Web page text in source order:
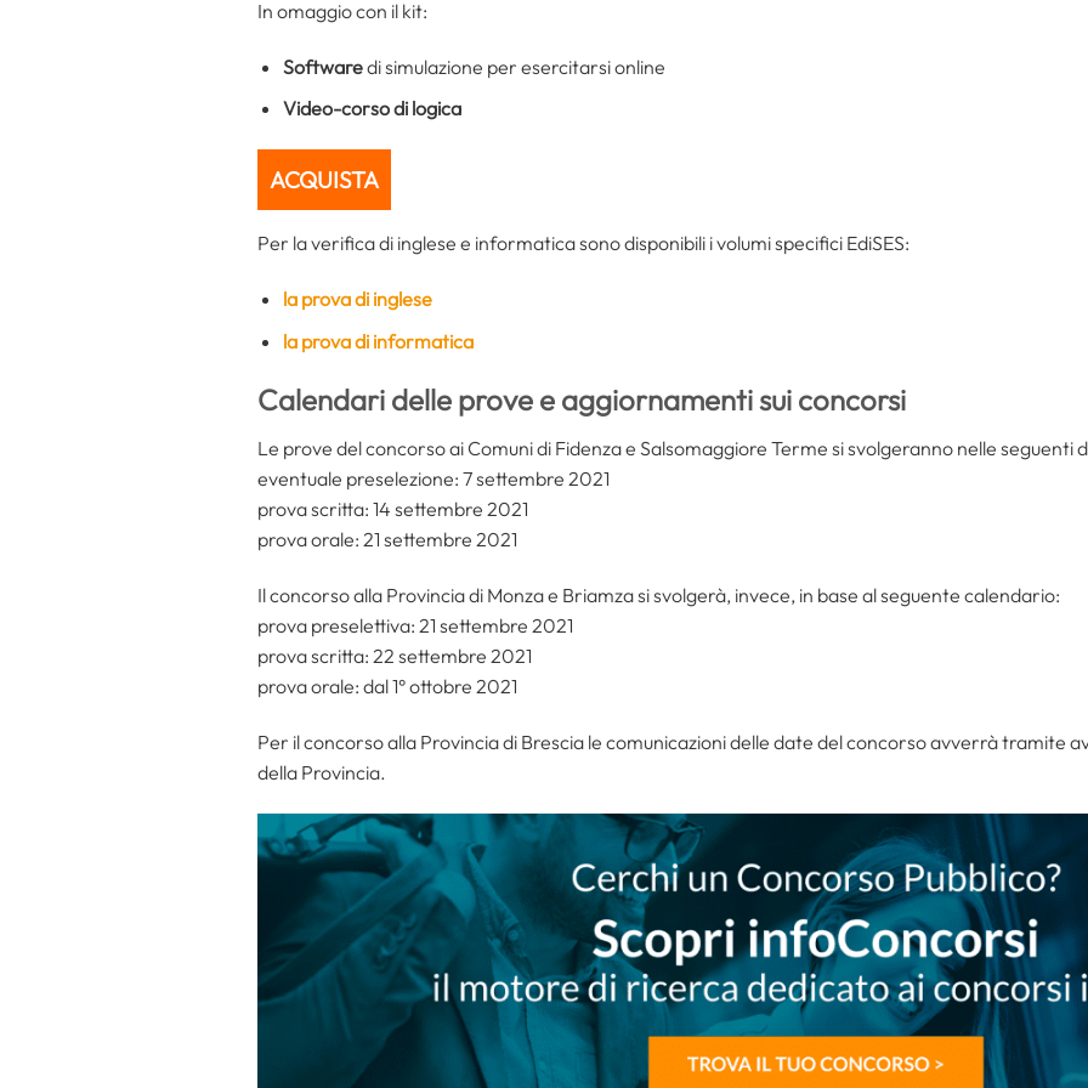
In omaggio con il kit:
Softwaredi simulazione per esercitarsi online
Video-corso di logica
ACQUISTA
Per la verifica di inglese e informatica sono disponibili i volumi specifici EdiSES:
la prova di inglese
la prova di informatica
Calendari delle prove e aggiornamenti sui concorsi
Le prove del concorso ai Comuni di Fidenza e Salsomaggiore Terme si svolgeranno nelle seguenti
eventuale preselezione: 7 settembre 2021
prova scritta: 14 settembre 2021
prova orale: 21 settembre 2021
Il concorso alla Provincia di Monza e Briamza si svolgerà, invece, in base al seguente calendario:
prova preselettiva: 21 settembre 2021
prova scritta: 22 settembre 2021
prova orale: dal 1° ottobre 2021
Per il concorso alla Provincia di Brescia le comunicazioni delle date del concorso avverrà tramite
della Provincia.